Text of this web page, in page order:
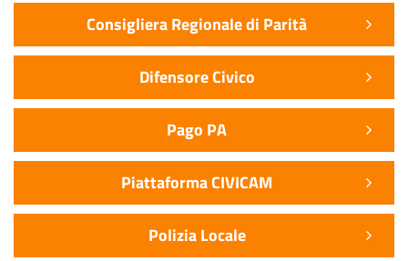
Consigliera Regionale di Parità
Difensore Civico
Pago PA
Piattaforma CIVICAM
Polizia Locale